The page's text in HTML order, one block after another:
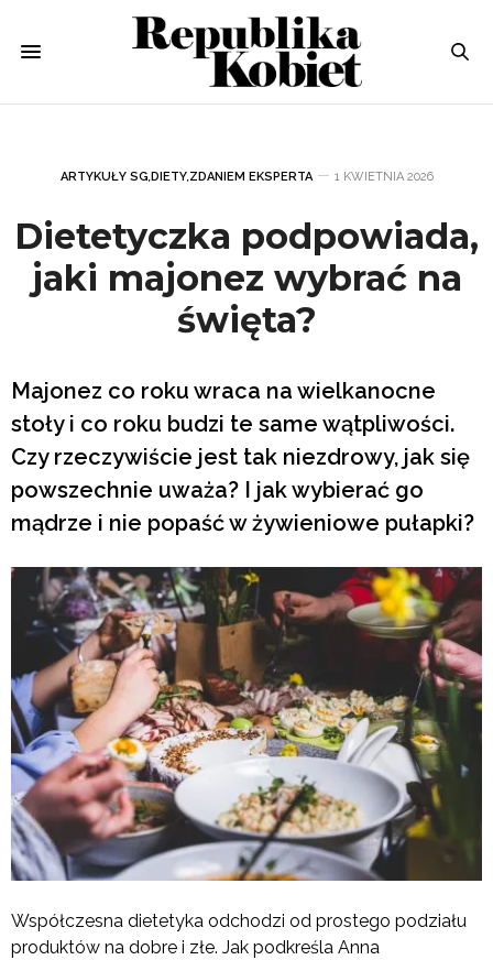
ARTYKUŁY SG,DIETY,ZDANIEM EKSPERTA 1 KWIETNIA 2026
Dietetyczka podpowiada,
jaki majonez wybrać na
święta?
Majonez co roku wraca na wielkanocne
stoły i co roku budzi te same wątpliwości.
Czy rzeczywiście jest tak niezdrowy, jak się
powszechnie uważa? I jak wybierać go
mądrze i nie popaść w żywieniowe pułapki?
Współczesna dietetyka odchodzi od prostego podziału
produktów na dobre i złe. Jak podkreśla Anna